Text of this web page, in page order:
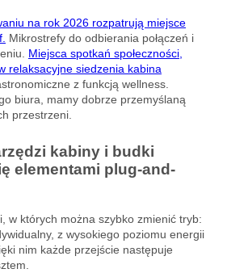
na rok 2026 rozpatrują miejsce
Mikrostrefy do odbierania połączeń i
Miejsca spotkań społeczności,
relaksacyjne siedzenia kabina
z funkcją wellness.
biura, mamy dobrze przemyślaną
przestrzeni.
kabiny i budki
elementami plug-and-
w których można szybko zmienić tryb:
z wysokiego poziomu energii
nim każde przejście następuje